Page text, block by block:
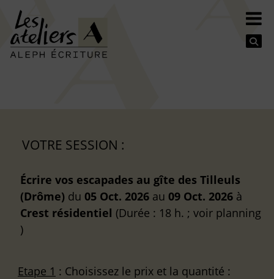
VOTRE SESSION :
Écrire vos escapades au gîte des Tilleuls
(Drôme) du 05 Oct. 2026 au 09 Oct. 2026 à
Crest résidentiel (Durée : 18 h. ; voir planning
)
Etape 1 : Choisissez le prix et la quantité :